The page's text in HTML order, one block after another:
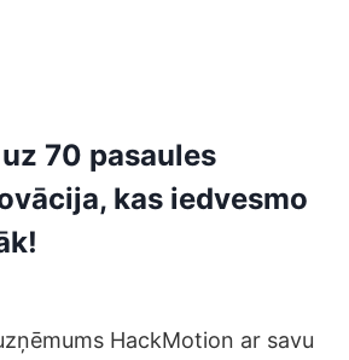
70 pasaules
kas iedvesmo
HackMotion ar savu